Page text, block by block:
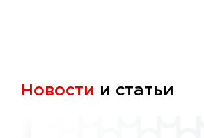
Новости и статьи